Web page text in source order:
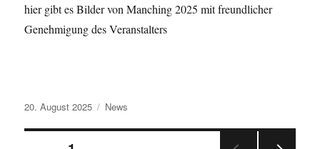
hier gibt es Bilder von Manching 2025 mit freundlicher
Genehmigung des Veranstalters
Veröffentlicht
20. August 2025 Kategorien
News